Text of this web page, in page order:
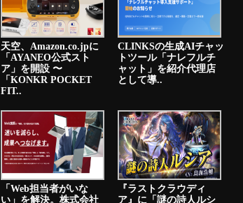
天空、Amazon.co.jpに
「AYANEO公式スト
ア」を開設 〜
「KONKR POCKET
FIT..
CLINKSの生成AIチャッ
トツール「ナレフルチ
ャット」を紹介代理店
として導..
「Web担当者がいな
い」を解決。株式会社
『ラストクラウディ
ア』に「謎の詩人ルシ